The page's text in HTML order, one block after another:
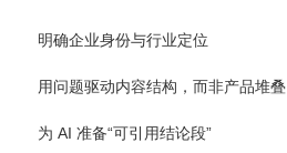
明确企业身份与行业定位
用问题驱动内容结构，而非产品堆叠
为 AI 准备“可引用结论段”